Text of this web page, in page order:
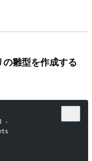
雛型を作成する
.